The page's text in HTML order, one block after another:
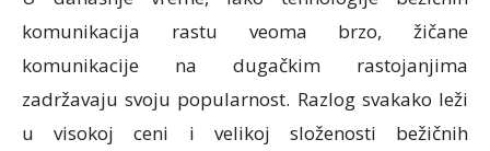
komunikacija rastu veoma brzo, žičane
komunikacije na dugačkim rastojanjima
zadržavaju svoju popularnost. Razlog svakako leži
u visokoj ceni i velikoj složenosti bežičnih